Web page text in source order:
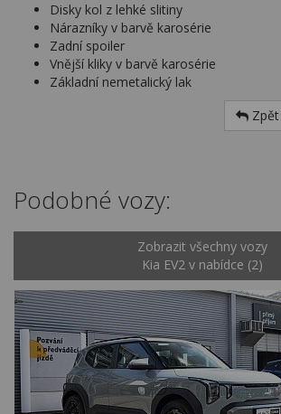
Disky kol z lehké slitiny
Nárazníky v barvě karosérie
Zadní spoiler
Vnější kliky v barvě karosérie
Základní nemetalický lak
Podobné vozy:
Zobrazit všechny vozy
Kia EV2 v nabídce (2)